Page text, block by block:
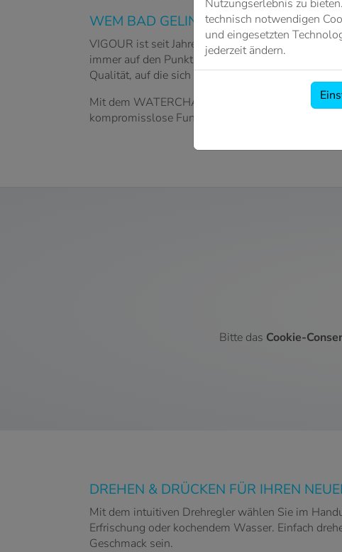
WEM BAD GELINGT, DEM GELINGT
VIGOUR ist seit Jahren eine feste Größe, wenn
immer auf den Punkt. Als Fachhandwerksmarke
Qualität, auf die sich Profis wie Endkunden
Mit dem WATERCHAMPION zeigt VIGOUR,
kompromisslose Funktionalität. Alles vereint in
Bitte das Cookie-
DREHEN & DRÜCKEN FÜR IHREN
Mit dem intuitiven Drehregler wählen Sie im
Erfrischung oder kochendem Wasser. Einfach
Geschmack sein.
Nutzungserlebnis zu
technisch notwendigen
und eingesetzten
jederzeit ändern.